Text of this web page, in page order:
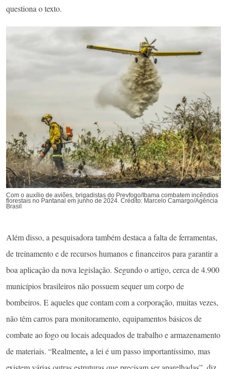
questiona o texto.
Com o auxílio de aviões, brigadistas do Prevfogo/Ibama combatem incêndios
florestais no Pantanal em junho de 2024. Crédito: Marcelo Camargo/Agência
Brasil
Além disso, a pesquisadora também destaca a falta de ferramentas,
de treinamento e de recursos humanos e financeiros para garantir a
boa aplicação da nova legislação. Segundo o artigo, cerca de 4.900
municípios brasileiros não possuem sequer um corpo de
bombeiros. E aqueles que contam com a corporação, muitas vezes,
não têm carros para monitoramento, equipamentos básicos de
combate ao fogo ou locais adequados de trabalho e armazenamento
de materiais. “Realmente, a lei é um passo importantíssimo, mas